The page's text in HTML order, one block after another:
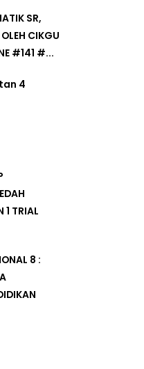
SR,
CIKGU
#141 #...
4
1 TRIAL
8 :